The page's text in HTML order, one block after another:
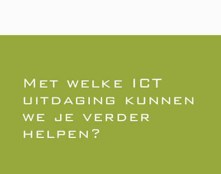
Met welke ICT
uitdaging kunnen
we je verder
helpen?